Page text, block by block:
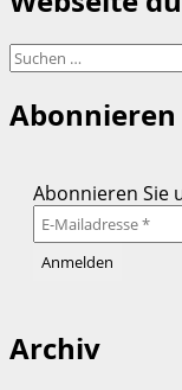
Suchen
nach:
Abonnieren Sie
Archiv